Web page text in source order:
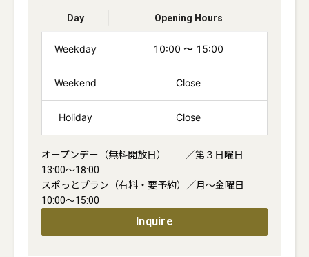
Day Opening Hours
Weekday 10:00 〜 15:00
Weekend Close
Holiday Close
オープンデー（無料開放日）　　／第３日曜日
13:00～18:00
スポっとプラン（有料・要予約）／月～金曜日
10:00～15:00
Inquire